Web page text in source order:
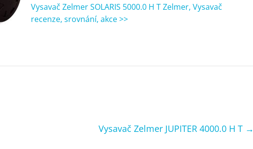
Vysavač Zelmer SOLARIS 5000.0 H T Zelmer, Vysavač
recenze, srovnání, akce >>
Vysavač Zelmer JUPITER 4000.0 H T →